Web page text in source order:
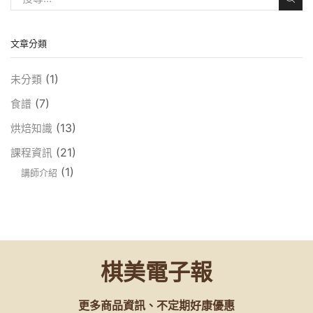
文章分類
未分類 (1)
食譜 (7)
烘焙知識 (13)
課程資訊 (21)
講師介紹 (1)
棋美電子報
更多商品資訊、不定期好康優惠